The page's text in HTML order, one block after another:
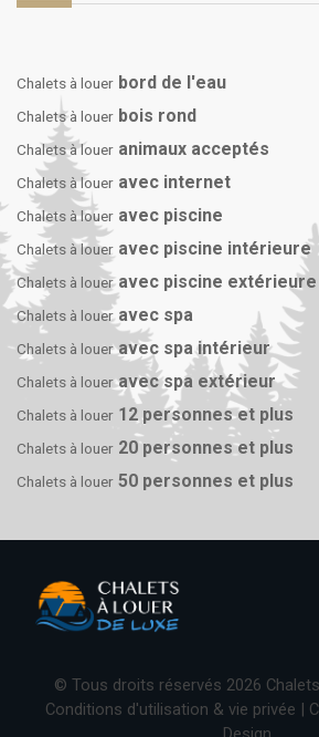
Chalets à louer bord de l'eau
Chalets à louer bois rond
Chalets à louer animaux acceptés
Chalets à louer avec internet
Chalets à louer avec piscine
Chalets à louer avec piscine intérieure
Chalets à louer avec piscine extérieure
Chalets à louer avec spa
Chalets à louer avec spa intérieur
Chalets à louer avec spa extérieur
Chalets à louer 12 personnes et plus
Chalets à louer 20 personnes et plus
Chalets à louer 50 personnes et plus
© Tous droits réservés 2026
Conditions d'utilisation & vie privée |